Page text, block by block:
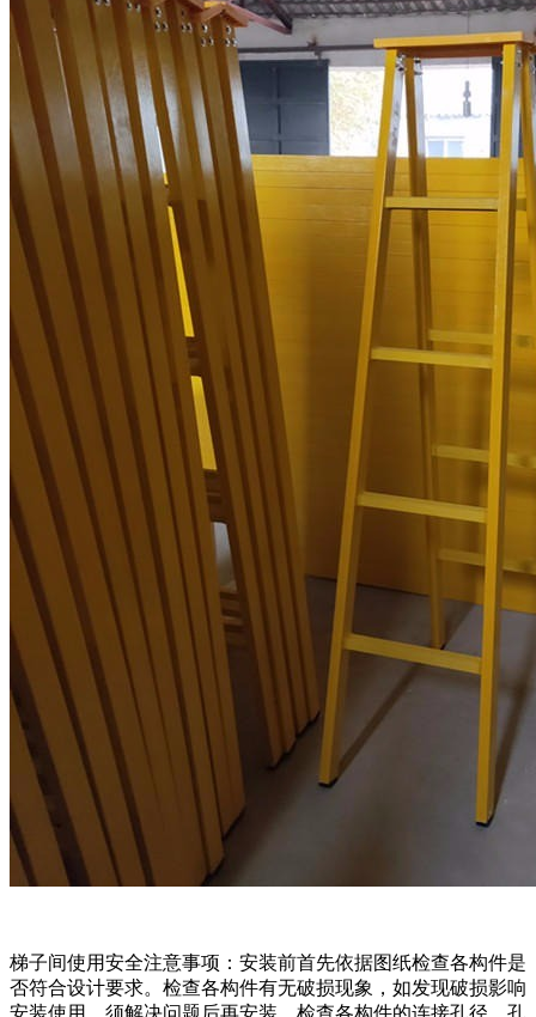
梯子间使用安全注意事项：安装前首先依据图纸检查各构件是
否符合设计要求。检查各构件有无破损现象，如发现破损影响
安装使用，须解决问题后再安装。检查各构件的连接孔径，孔